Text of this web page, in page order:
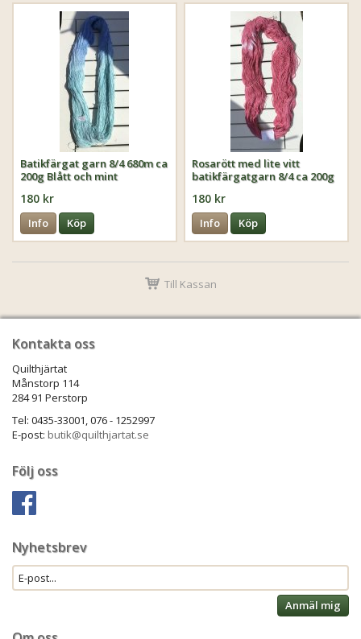
Batikfärgat garn 8/4 680m ca
200g Blått och mint
180 kr
Info Köp
Rosarött med lite vitt
batikfärgatgarn 8/4 ca 200g
180 kr
Info Köp
Till Kassan
Kontakta oss
Quilthjärtat
Månstorp 114
284 91 Perstorp
Tel: 0435-33001, 076 - 1252997
E-post: butik@quilthjartat.se
Följ oss
Nyhetsbrev
Anmäl mig